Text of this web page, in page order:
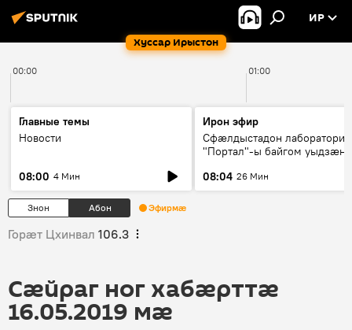
Хуссар Ирыстон
ИР
00:00 01:00
Главные темы
Новости
08:00 4 Мин
Ирон эфир
Сфæлдыстадон лаборатори
"Портал"-ы байгом уыдзæн
Æхсары куыстыты равдыст
08:04 26 Мин
Знон Абон Эфирмæ
Горӕт Цхинвал 106.3
Сӕйраг ног хабӕрттӕ
16.05.2019 мӕ